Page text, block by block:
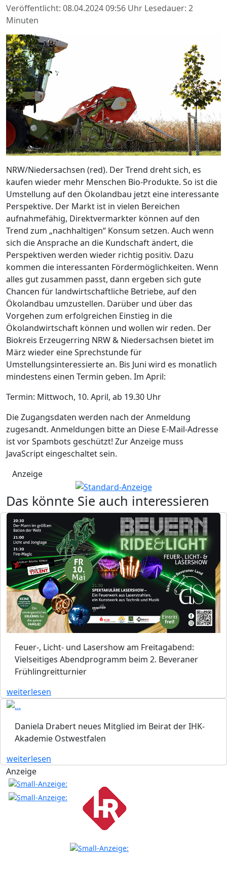
Veröffentlicht: 08.04.2024 09:56 Uhr Lesedauer: 2
Minuten
NRW/Niedersachsen (red). Der Trend dreht sich, es
kaufen wieder mehr Menschen Bio-Produkte. So ist die
Umstellung auf den Ökolandbau jetzt eine interessante
Perspektive. Der Markt ist in vielen Bereichen
aufnahmefähig, Direktvermarkter können auf den
Trend zum „nachhaltigen“ Konsum setzen. Auch wenn
sich die Ansprache an die Kundschaft ändert, die
Perspektiven werden wieder richtig positiv. Dazu
kommen die interessanten Fördermöglichkeiten. Wenn
alles gut zusammen passt, dann ergeben sich gute
Chancen für landwirtschaftliche Betriebe, auf den
Ökolandbau umzustellen. Darüber und über das
Vorgehen zum erfolgreichen Einstieg in die
Ökolandwirtschaft können und wollen wir reden. Der
Biokreis Erzeugerring NRW & Niedersachsen bietet im
März wieder eine Sprechstunde für
Umstellungsinteressierte an. Bis Juni wird es monatlich
mindestens einen Termin geben. Im April:
Termin: Mittwoch, 10. April, ab 19.30 Uhr
Die Zugangsdaten werden nach der Anmeldung
zugesandt. Anmeldungen bitte an Diese E-Mail-Adresse
ist vor Spambots geschützt! Zur Anzeige muss
JavaScript eingeschaltet sein.
Anzeige
Das könnte Sie auch interessieren
Feuer-, Licht- und Lasershow am Freitagabend:
Vielseitiges Abendprogramm beim 2. Beveraner
Frühlingreitturnier
weiterlesen
Daniela Drabert neues Mitglied im Beirat der IHK-
Akademie Ostwestfalen
weiterlesen
Anzeige